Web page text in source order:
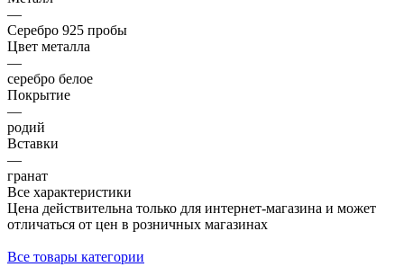
—
Серебро 925 пробы
Цвет металла
—
серебро белое
Покрытие
—
родий
Вставки
—
гранат
Все характеристики
Цена действительна только для интернет-магазина и может
отличаться от цен в розничных магазинах
Все товары категории